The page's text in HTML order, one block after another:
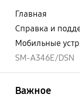
Главная
Справка и
Мобильные
SM-A346E/DSN
Важное